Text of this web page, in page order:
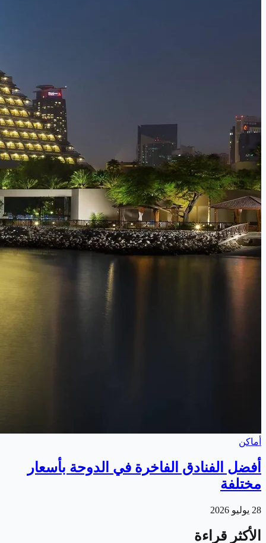
أماكن
أفضل الفنادق الفاخرة في الدوحة بأسعار
مختلفة
28 يوليو 2026
الأكثر قراءة